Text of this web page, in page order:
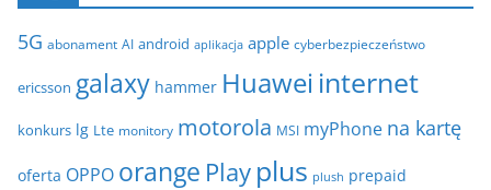
e
w
5G abonament AI android aplikacja apple cyberbezpieczeństwo
ericsson galaxy hammer Huawei internet
konkurs lg Lte monitory motorola MSI myPhone na kartę
oferta OPPO orange Play plus plush prepaid